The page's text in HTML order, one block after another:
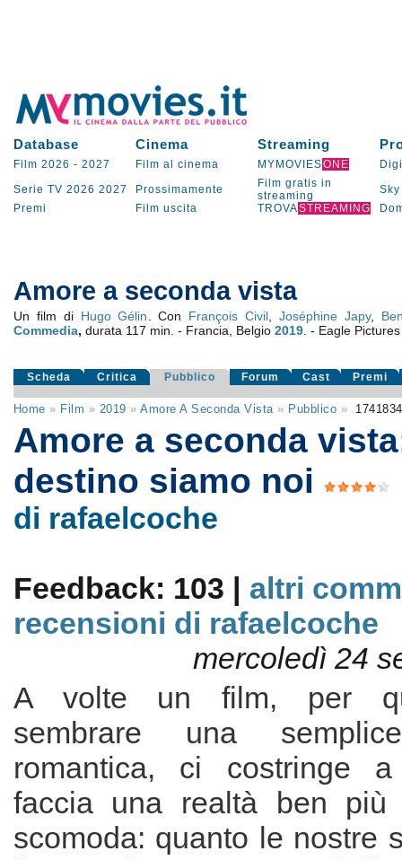
Database Cinema Streaming
Film 2026 - 2027 Film al cinema MYMOVIESONE
Serie TV 2026 2027 Prossimamente
Film gratis in
streaming
Sky
Premi
Film uscita TROVASTREAMING
Amore a seconda vista
Un film di Hugo Gélin . Con François Civil ,Joséphine Japy,
Commedia, durata 117 min. - Francia, Belgio 2019. - Eagle Pictures
Scheda Critica Pubblico Forum Cast Premi
Home » Film » 2019 »Amore A Seconda Vista» Pubblico »
Amore a seconda
destino siamo noi
di rafaelcoche
Feedback: 103 | altri
recensioni di rafaelcoche
mercoledì 24
A volte un film, per
sembrare una
romantica, ci costringe
faccia una realtà ben più
scomoda: quanto le nostre